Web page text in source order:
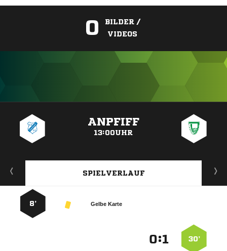
0
BILDER /
VIDEOS
ANPFIFF
13:00UHR
SPIELVERLAUF
Gelbe Karte
8’
30’
: